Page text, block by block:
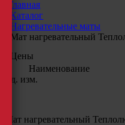
Главная
Каталог
Нагревательные маты
Мат нагревательный
Цены
Наименование
Ед. изм.
Мат нагревательный